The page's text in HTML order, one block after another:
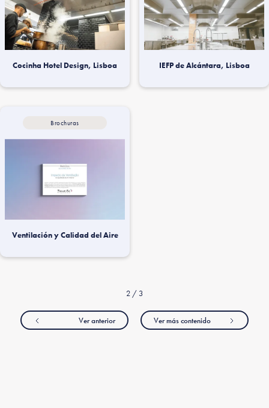
Cocinha Hotel Design, Lisboa IEFP de Alcántara, Lisboa
Brochuras
Ventilación y Calidad del Aire
2 / 3
Ver anterior Ver más contenido